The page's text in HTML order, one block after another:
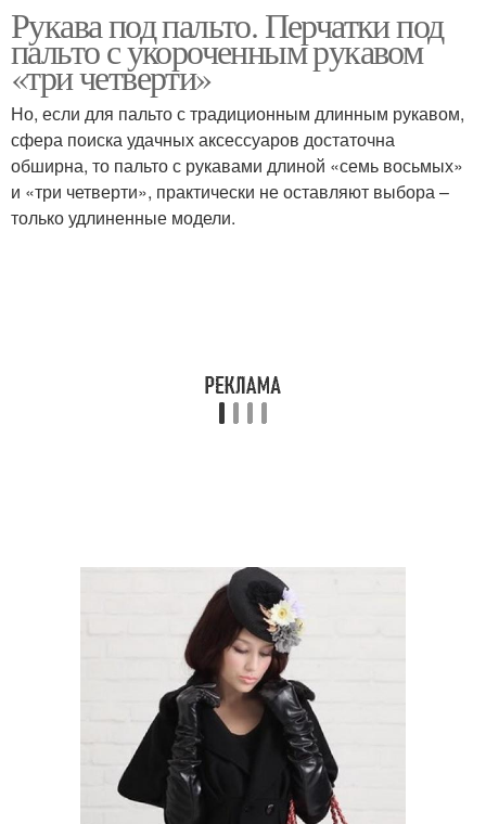
Рукава под пальто. Перчатки под
пальто с укороченным рукавом
«три четверти»
Но, если для пальто с традиционным длинным рукавом,
сфера поиска удачных аксессуаров достаточна
обширна, то пальто с рукавами длиной «семь восьмых»
и «три четверти», практически не оставляют выбора –
только удлиненные модели.